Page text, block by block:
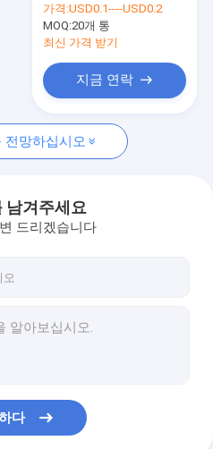
조금씩 움직입니다
가격:USD0.1----USD0.2
MOQ:20개 통
최신 가격 받기
지금 연락
전망하십시오
남겨주세요
드리겠습니다
다